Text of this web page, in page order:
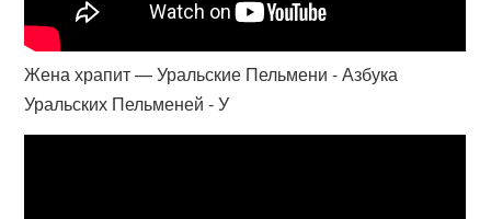
Жена храпит — Уральские Пельмени - Азбука
Уральских Пельменей - У